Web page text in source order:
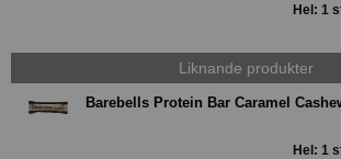
Hel: 1
Liknande produkter
Barebells Protein Bar Caramel
Hel: 1